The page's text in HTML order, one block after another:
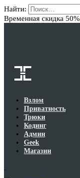
Найти:
Временная скидка 50%
Взлом
Приватность
Трюки
Кодинг
Админ
Geek
Магазин